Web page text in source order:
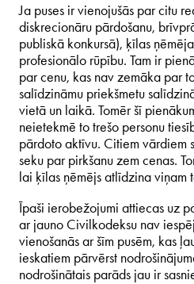
Ja puses ir vienojušās par citu
diskrecionāru pārdošanu,
publiskā konkursā), ķīlas
profesionālo rūpību. Tam ir
par cenu, kas nav zemāka par
salīdzināmu priekšmetu
vietā un laikā. Tomēr šī
neietekmē to trešo personu
pārdoto aktīvu. Citiem vārdiem
seku par pirkšanu zem cenas.
lai ķīlas ņēmējs atlīdzina viņam
Īpaši ierobežojumi attiecas uz
ar jauno Civilkodeksu nav
vienošanās ar šīm pusēm, kas
ieskatiem pārvērst
nodrošinātais parāds jau ir